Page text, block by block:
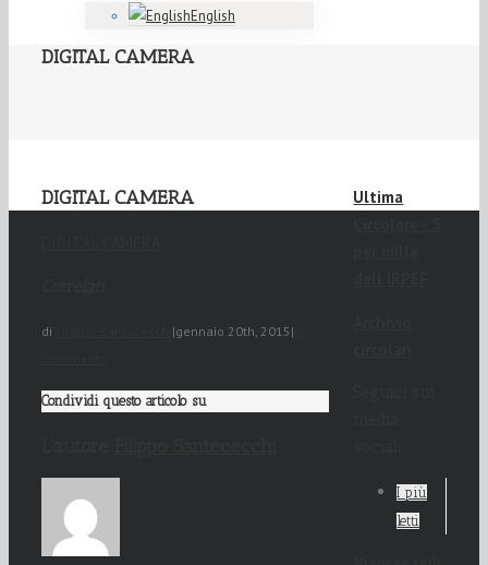
English
DIGITAL CAMERA
DIGITAL CAMERA
di |gennaio 20th, 2015 |
Condividi questo articolo su
Ultima
I più
letti